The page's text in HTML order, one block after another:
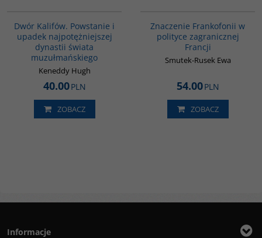
Dwór Kalifów. Powstanie i
upadek najpotężniejszej
dynastii świata
muzułmańskiego
Keneddy Hugh
40.00PLN
ZOBACZ
Znaczenie Frankofonii w
polityce zagranicznej
Francji
Smutek-Rusek Ewa
54.00PLN
ZOBACZ
Informacje